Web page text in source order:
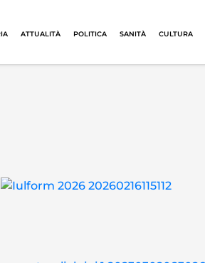
ATTUALITÀ POLITICA SANITÀ CULTURA